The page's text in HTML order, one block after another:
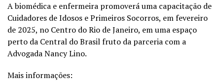
A biomédica e enfermeira promoverá uma capacitação de
Cuidadores de Idosos e Primeiros Socorros, em fevereiro
de 2025, no Centro do Rio de Janeiro, em uma espaço
perto da Central do Brasil fruto da parceria com a
Advogada Nancy Lino.
Mais informações: